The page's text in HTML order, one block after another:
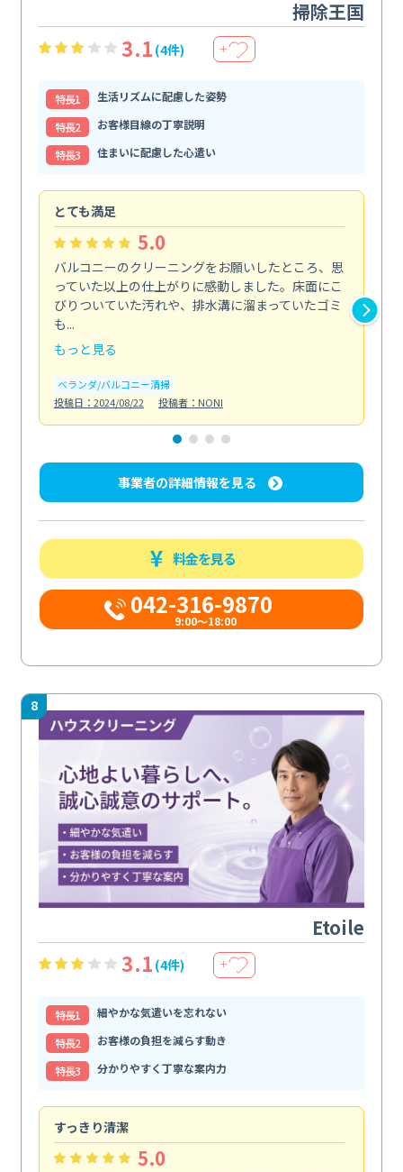
掃除王国
3.1 (4件) ＋
特⻑1
生活リズムに配慮した姿勢
特⻑2
お客様目線の丁寧説明
特⻑3
住まいに配慮した心遣い
とても満足
5.0
バルコニーのクリーニングをお願いしたところ、思
っていた以上の仕上がりに感動しました。床面にこ
びりついていた汚れや、排水溝に溜まっていたゴミ
も...
もっと見る
ベランダ/バルコニー清掃
投稿日：2024/08/22
投稿者：NONI
事業者の詳細情報を見る
料金を見る
042-316-9870
9:00〜18:00
8
Etoile
3.1 (4件) ＋
特⻑1
細やかな気遣いを忘れない
特⻑2
お客様の負担を減らす動き
特⻑3
分かりやすく丁寧な案内力
すっきり清潔
5.0